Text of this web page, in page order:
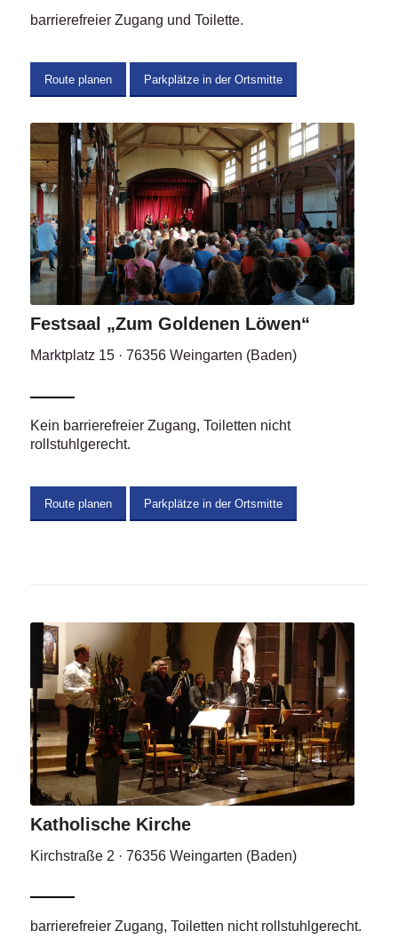
barrierefreier Zugang und Toilette.
Route planen Parkplätze in der Ortsmitte
Festsaal „Zum Goldenen Löwen“
Marktplatz 15 · 76356 Weingarten (Baden)
Kein barrierefreier Zugang, Toiletten nicht
rollstuhlgerecht.
Route planen Parkplätze in der Ortsmitte
Katholische Kirche
Kirchstraße 2 · 76356 Weingarten (Baden)
barrierefreier Zugang, Toiletten nicht rollstuhlgerecht.